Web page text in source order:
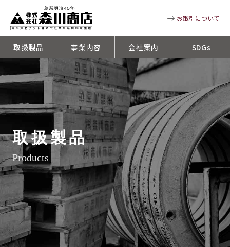
取扱製品 事業内容 会社案内 SDGs
お取引について
取扱製品
Products